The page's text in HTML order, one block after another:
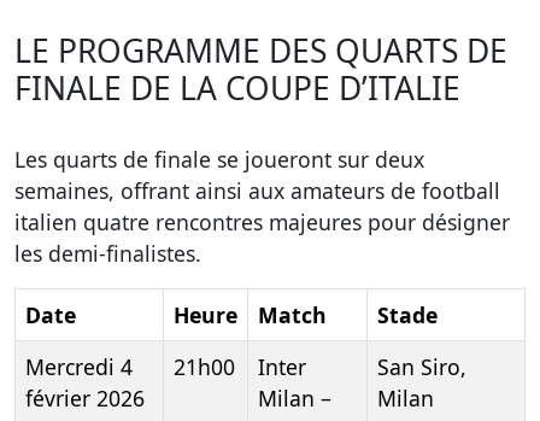
LE PROGRAMME DES QUARTS DE
FINALE DE LA COUPE D’ITALIE
Les quarts de finale se joueront sur deux
semaines, offrant ainsi aux amateurs de football
italien quatre rencontres majeures pour désigner
les demi-finalistes.
Date Heure Match
Stade
Mercredi 4
février 2026
21h00
Inter
Milan –
San Siro,
Milan